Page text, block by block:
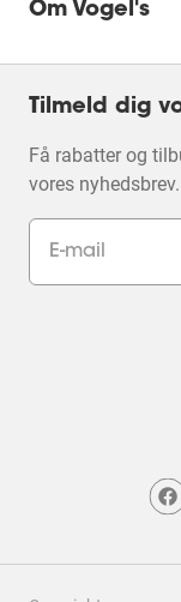
Om Vogel's
Tilmeld dig
Få rabatter og
vores nyhedsbrev.